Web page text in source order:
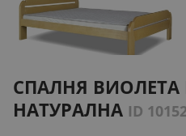
СПАЛНЯ ВИОЛЕТА
НАТУРАЛНА ID